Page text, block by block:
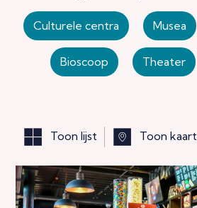
Culturele centra Musea
Bioscoop Theater
Toon lijst Toon kaart